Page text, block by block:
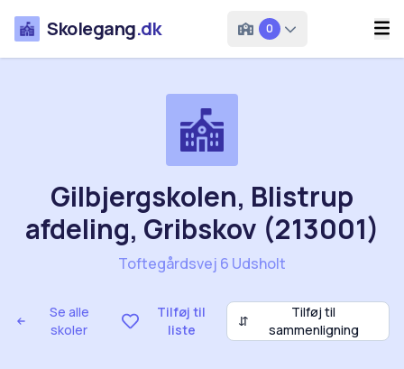
Skolegang.dk 0
Se alle
skoler
Tilføj til
liste
⇵
Tilføj til
sammenligning
Gilbjergskolen, Blistrup
afdeling, Gribskov (213001)
Toftegårdsvej 6 Udsholt